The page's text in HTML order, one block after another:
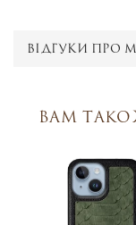
ВІДГУКИ ПРО
Вам